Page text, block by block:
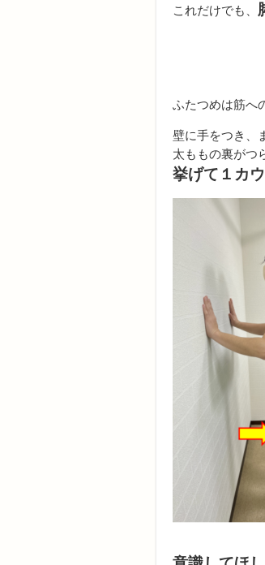
これだけでも、
ふたつめは筋へ
壁に手をつき、
太ももの裏がつ
挙げて１カ